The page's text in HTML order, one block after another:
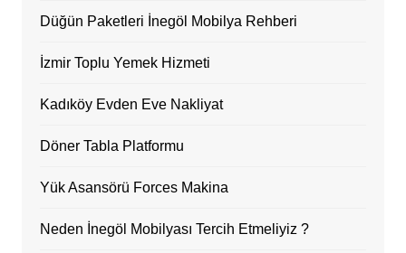
Düğün Paketleri İnegöl Mobilya Rehberi
İzmir Toplu Yemek Hizmeti
Kadıköy Evden Eve Nakliyat
Döner Tabla Platformu
Yük Asansörü Forces Makina
Neden İnegöl Mobilyası Tercih Etmeliyiz ?